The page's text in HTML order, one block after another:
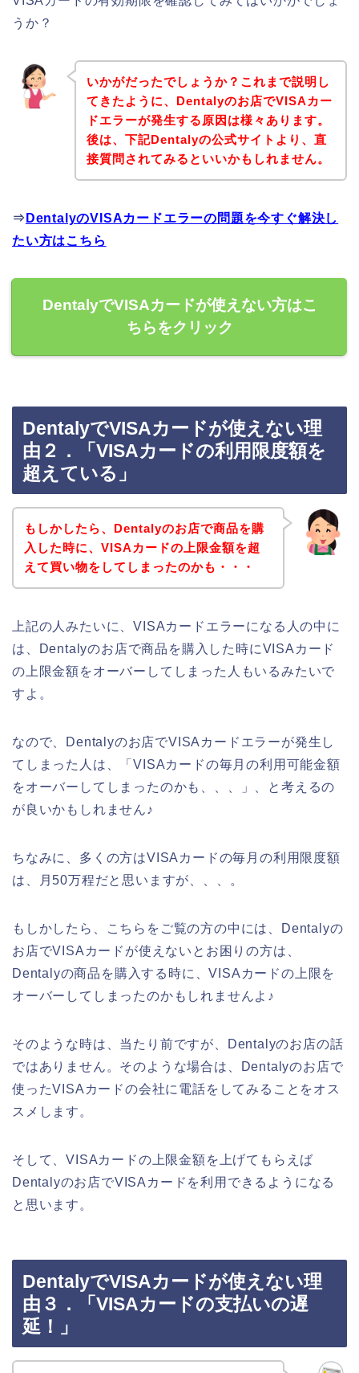
うか？
いかがだったでしょうか？これまで説明し
てきたように、Dentalyのお店でVISAカー
ドエラーが発生する原因は様々あります。
後は、下記Dentalyの公式サイトより、直
接質問されてみるといいかもしれません。
⇒ DentalyのVISAカードエラーの問題を今すぐ解決し
たい方はこちら
DentalyでVISAカードが使えない方はこ
ちらをクリック
DentalyでVISAカードが使えない理
由２．「VISAカードの利用限度額を
超えている」
もしかしたら、Dentalyのお店で商品を購
入した時に、VISAカードの上限金額を超
えて買い物をしてしまったのかも・・・
上記の人みたいに、VISAカードエラーになる人の中に
は、Dentalyのお店で商品を購入した時にVISAカード
の上限金額をオーバーしてしまった人もいるみたいで
すよ。
なので、Dentalyのお店でVISAカードエラーが発生し
てしまった人は、「VISAカードの毎月の利用可能金額
をオーバーしてしまったのかも、、、」、と考えるの
が良いかもしれません♪
ちなみに、多くの方はVISAカードの毎月の利用限度額
は、月50万程だと思いますが、、、。
もしかしたら、こちらをご覧の方の中には、Dentalyの
お店でVISAカードが使えないとお困りの方は、
Dentalyの商品を購入する時に、VISAカードの上限を
オーバーしてしまったのかもしれませんよ♪
そのような時は、当たり前ですが、Dentalyのお店の話
ではありません。そのような場合は、Dentalyのお店で
使ったVISAカードの会社に電話をしてみることをオス
スメします。
そして、VISAカードの上限金額を上げてもらえば
Dentalyのお店でVISAカードを利用できるようになる
と思います。
DentalyでVISAカードが使えない理
由３．「VISAカードの支払いの遅
延！」